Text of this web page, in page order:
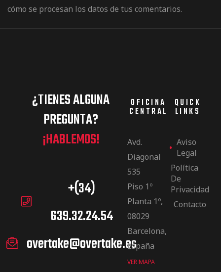
cómo se procesan los datos de tus comentarios.
¿TIENES ALGUNA
PREGUNTA?
¡HABLEMOS!
+(34)
639.32.24.54
overtake@overtake.es
OFICINA
CENTRAL
Avd.
Diagonal
535
Piso 1º
Planta 1º,
08029
Barcelona,
España
VER MAPA
QUICK
LINKS
Aviso
Legal
Política
De
Privacidad
Contacto